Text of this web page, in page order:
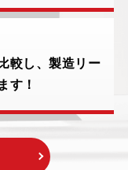
較し、製造リー
す！